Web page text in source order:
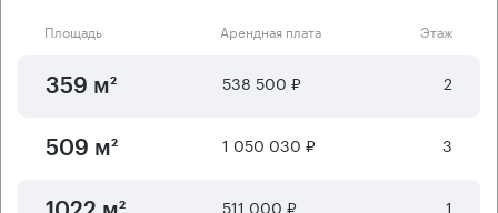
Площадь Арендная плата Этаж
359 м² 538 500 ₽ 2
509 м² 1 050 030 ₽ 3
511 000 ₽ 1